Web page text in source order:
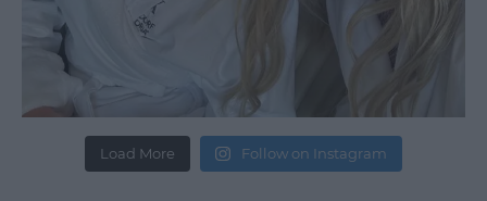
Load More Follow on Instagram